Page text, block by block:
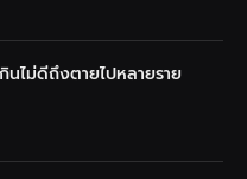
ไม่ดีถึงตายไปหลายราย